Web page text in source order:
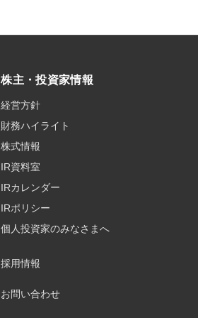
株主・投資家情報
経営方針
財務ハイライト
株式情報
IR資料室
IRカレンダー
IRポリシー
個人投資家のみなさまへ
採用情報
お問い合わせ